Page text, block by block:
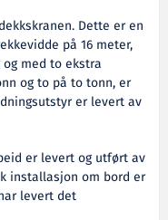
Dette er en
på 16 meter,
med to ekstra
og to på to tonn, er
er levert av
er levert og utført av
installasjon om bord er
levert det